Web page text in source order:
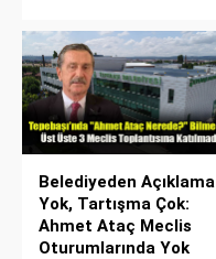
Belediyeden Açıklama
Yok, Tartışma Çok:
Ahmet Ataç Meclis
Oturumlarında Yok